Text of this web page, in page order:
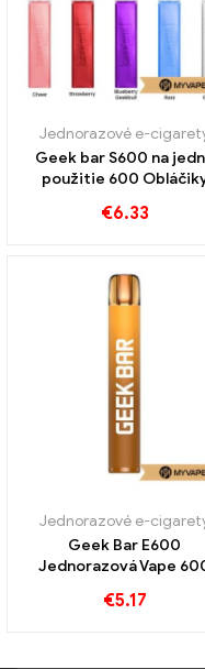
Jednorazové e-
Geek bar S600 na
použitie 600
€6.33
Jednorazové e-
Geek Bar E600
Jednorazová Vape
€5.17